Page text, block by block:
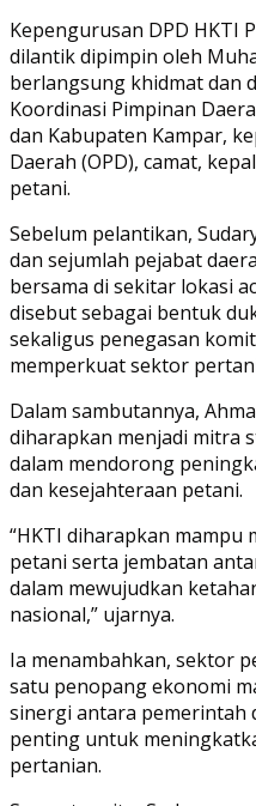
Kepengurusan DPD HKTI
dilantik dipimpin oleh
berlangsung khidmat dan
Koordinasi Pimpinan
dan Kabupaten Kampar,
Daerah (OPD), camat,
petani.
Sebelum pelantikan,
dan sejumlah pejabat
bersama di sekitar lokasi
disebut sebagai bentuk
sekaligus penegasan
memperkuat sektor
Dalam sambutannya,
diharapkan menjadi mitra
dalam mendorong
dan kesejahteraan petani.
“HKTI diharapkan mampu
petani serta jembatan
dalam mewujudkan
nasional,” ujarnya.
Ia menambahkan, sektor
satu penopang ekonomi
sinergi antara pemerintah
penting untuk
pertanian.